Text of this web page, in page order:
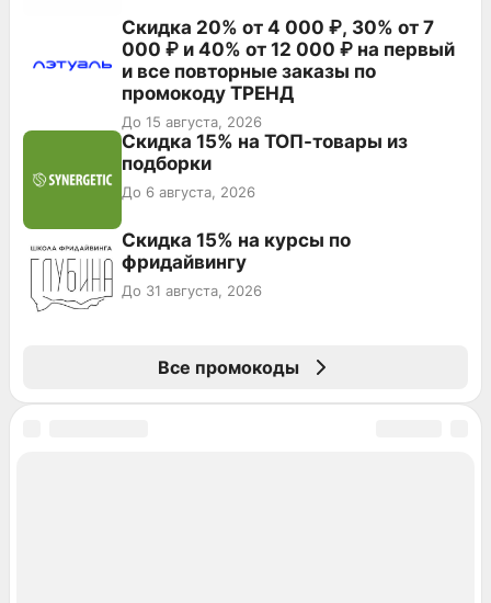
Скидка 20% от 4 000 ₽, 30% от 7
000 ₽ и 40% от 12 000 ₽ на первый
и все повторные заказы по
промокоду ТРЕНД
До 15 августа, 2026
Скидка 15% на ТОП-товары из
подборки
До 6 августа, 2026
Скидка 15% на курсы по
фридайвингу
До 31 августа, 2026
Все промокоды